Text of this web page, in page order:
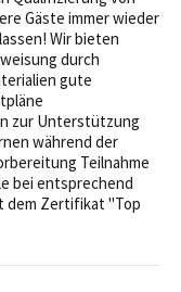
Gäste immer wieder
Wir bieten
durch
gute
zur Unterstützung
während der
Teilnahme
bei entsprechend
dem Zertifikat "Top